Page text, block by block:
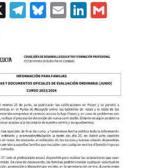
X Telegram
Bluesky
EmailLinkedIn